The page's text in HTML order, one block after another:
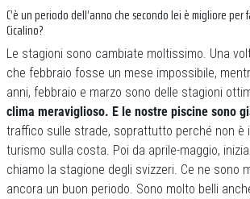
C’è un periodo dell’anno che secondo lei è migliore per
Cicalino?
Le stagioni sono cambiate moltissimo. Una
che febbraio fosse un mese impossibile,
anni, febbraio e marzo sono delle stagioni
clima meraviglioso. E le nostre piscine sono
traffico sulle strade, soprattutto perché non è
turismo sulla costa. Poi da aprile-maggio,
chiamo la stagione degli svizzeri. Ce ne sono
ancora un buon periodo. Sono molto belli